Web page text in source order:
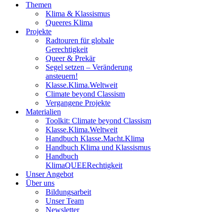
Themen
Klima & Klassismus
Queeres Klima
Projekte
Radtouren für globale
Gerechtigkeit
Queer & Prekär
Segel setzen – Veränderung
ansteuern!
Klasse.Klima.Weltweit
Climate beyond Classism
Vergangene Projekte
Materialien
Toolkit: Climate beyond Classism
Klasse.Klima.Weltweit
Handbuch Klasse.Macht.Klima
Handbuch Klima und Klassismus
Handbuch
KlimaQUEERechtigkeit
Unser Angebot
Über uns
Bildungsarbeit
Unser Team
Newsletter